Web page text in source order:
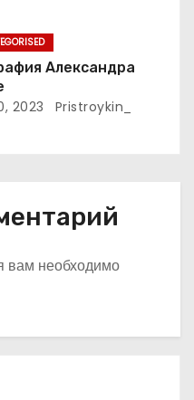
Александра
2023 Pristroykin_
вам необходимо